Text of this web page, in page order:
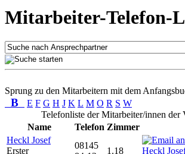
Mitarbeiter-Telefon-
Sprung zu den Mitarbeitern mit dem
B E F G H J K L M O R S W
Telefonliste der Mitarbeiter/innen der
Name
Telefon Zimmer
Heckl Josef
Erster
08145
1.18